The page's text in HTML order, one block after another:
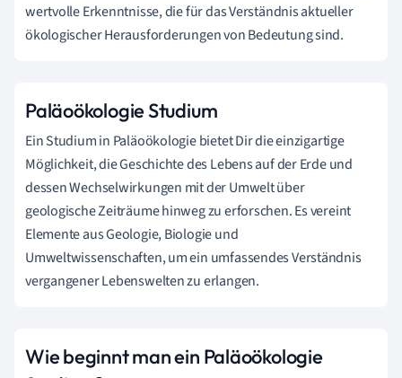
wertvolle Erkenntnisse, die für das Verständnis aktueller
ökologischer Herausforderungen von Bedeutung sind.
Paläoökologie Studium
Ein Studium in Paläoökologie bietet Dir die einzigartige
Möglichkeit, die Geschichte des Lebens auf der Erde und
dessen Wechselwirkungen mit der Umwelt über
geologische Zeiträume hinweg zu erforschen. Es vereint
Elemente aus Geologie, Biologie und
Umweltwissenschaften, um ein umfassendes Verständnis
vergangener Lebenswelten zu erlangen.
Wie beginnt man ein Paläoökologie